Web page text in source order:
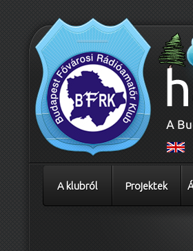
A klubról Projektek